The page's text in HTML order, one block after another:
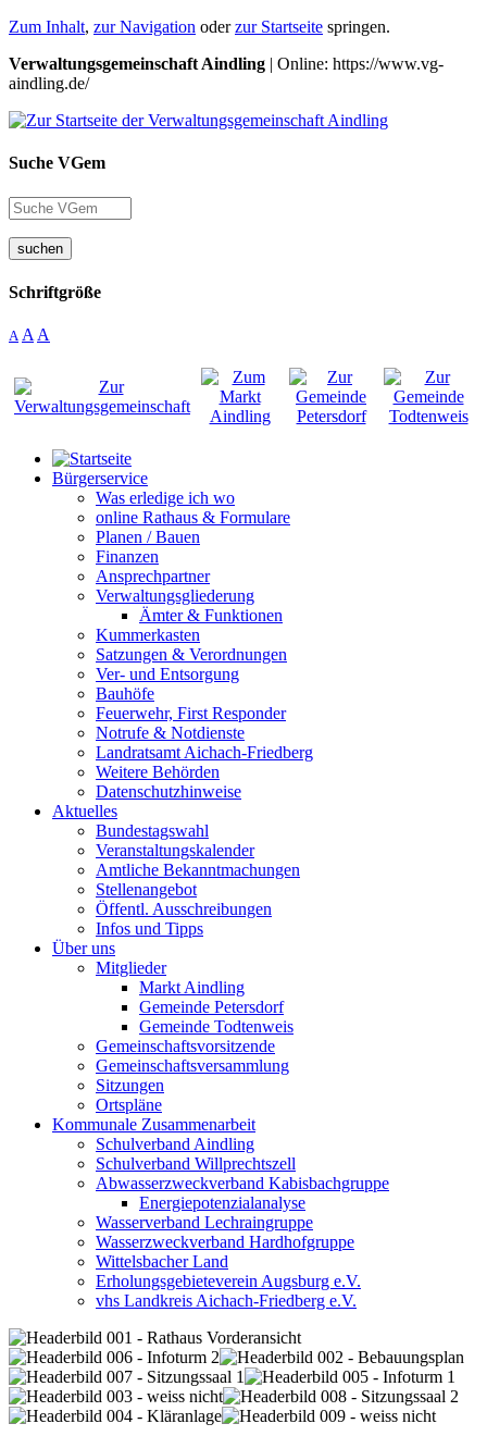
Zum Inhalt, zur Navigation oderzur Startseite springen.
Verwaltungsgemeinschaft Aindling | Online: https://www.vg-
aindling.de/
Suche VGem
suchen
Schriftgröße
A A A
Bürgerservice
Was erledige ich wo
online Rathaus & Formulare
Planen / Bauen
Finanzen
Ansprechpartner
Verwaltungsgliederung
Ämter & Funktionen
Kummerkasten
Satzungen & Verordnungen
Ver- und Entsorgung
Bauhöfe
Feuerwehr, First Responder
Notrufe & Notdienste
Landratsamt Aichach-Friedberg
Weitere Behörden
Datenschutzhinweise
Aktuelles
Bundestagswahl
Veranstaltungskalender
Amtliche Bekanntmachungen
Stellenangebot
Öffentl. Ausschreibungen
Infos und Tipps
Über uns
Mitglieder
Markt Aindling
Gemeinde Petersdorf
Gemeinde Todtenweis
Gemeinschaftsvorsitzende
Gemeinschaftsversammlung
Sitzungen
Ortspläne
Kommunale Zusammenarbeit
Schulverband Aindling
Schulverband Willprechtszell
Abwasserzweckverband Kabisbachgruppe
Energiepotenzialanalyse
Wasserverband Lechraingruppe
Wasserzweckverband Hardhofgruppe
Wittelsbacher Land
Erholungsgebieteverein Augsburg e.V.
vhs Landkreis Aichach-Friedberg e.V.